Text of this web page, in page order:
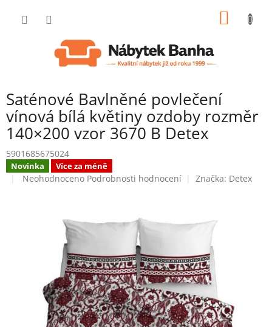
Saténové Bavlněné povlečení
vínová bílá květiny ozdoby rozměr
140×200 vzor 3670 B Detex
5901685675024
Novinka Více za méně
Průměrné
hvězdiček.
Neohodnoceno Podrobnosti hodnocení Značka: Detex